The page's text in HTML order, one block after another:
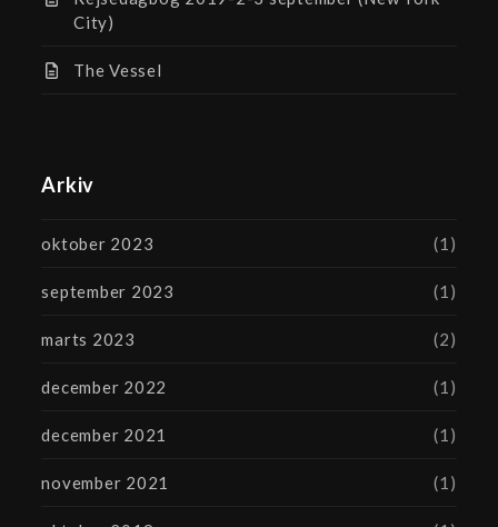
City)
The Vessel
Arkiv
oktober 2023 (1)
september 2023 (1)
marts 2023 (2)
december 2022 (1)
december 2021 (1)
november 2021 (1)